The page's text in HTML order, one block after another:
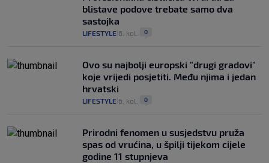
blistave podove trebate samo dva
sastojka
LIFESTYLE 6. kol. 0
Ovo su najbolji europski "drugi gradovi"
koje vrijedi posjetiti. Među njima i jedan
hrvatski
LIFESTYLE 6. kol. 0
Prirodni fenomen u susjedstvu pruža
spas od vrućina, u špilji tijekom cijele
godine 11 stupnjeva